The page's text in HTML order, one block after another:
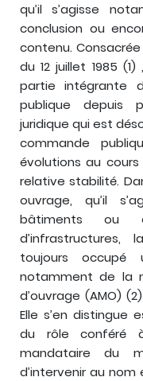
qu’il s’agisse
conclusion ou
contenu.
du 12 juillet 1985
partie intégrante
publique depuis
juridique qui est
commande
évolutions au
relative stabilité.
ouvrage, qu’il
bâtiments ou
toujours
notamment de la
d’ouvrage (AMO)
Elle s’en distingue
du rôle conféré
mandataire du
d’intervenir au